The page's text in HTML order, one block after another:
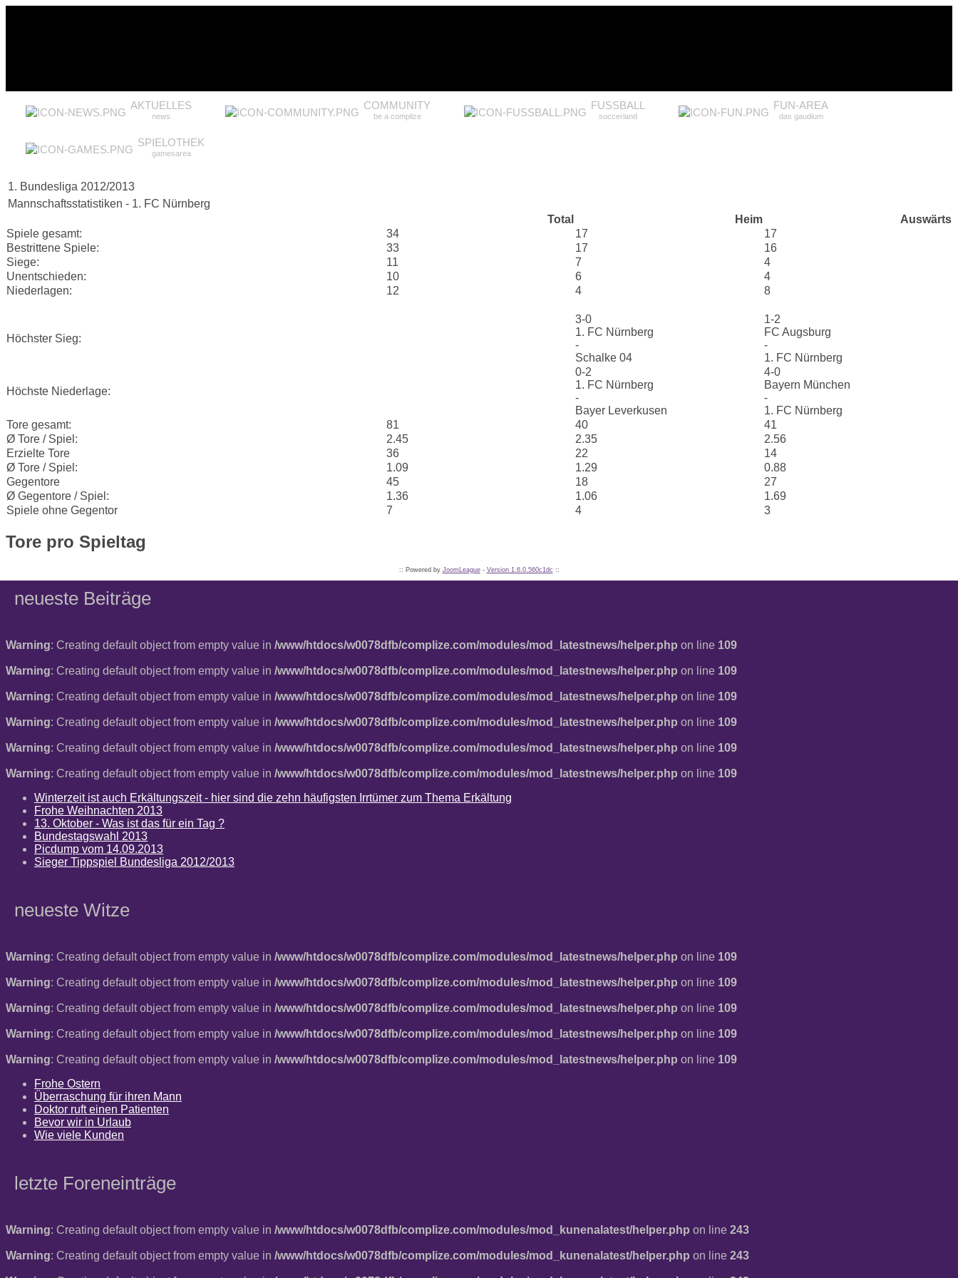
AKTUELLES
news
COMMUNITY
be a complize
FUSSBALL
soccerland
FUN-AREA
das gaudium
SPIELOTHEK
gamesarea
1. Bundesliga 2012/2013
Mannschaftsstatistiken - 1. FC Nürnberg
Total
Heim
Auswärts
Spiele gesamt:
34 17
17
Bestrittene Spiele:
33 17
16
Siege:
11 7
4
Unentschieden:
10 6
4
Niederlagen:
12 4 8
Höchster Sieg:
3-0
1. FC Nürnberg
-
Schalke 04
1-2
FC Augsburg
-
1. FC Nürnberg
Höchste Niederlage:
0-2
1. FC Nürnberg
-
Bayer Leverkusen
4-0
Bayern München
-
1. FC Nürnberg
Tore gesamt:
81 40
41
Ø Tore / Spiel:
2.45 2.35
2.56
Erzielte Tore
36 22
14
Ø Tore / Spiel:
1.09 1.29
0.88
Gegentore
45 18
27
Ø Gegentore / Spiel:
1.36 1.06
1.69
Spiele ohne Gegentor
7 4 3
Tore pro Spieltag
:: Powered by JoomLeague- Version 1.6.0.560c1dc ::
neueste Beiträge
Warning: Creating default object from empty value in /www/htdocs/w0078dfb/complize.com/modules/mod_latestnews/helper.php on line 109
Warning: Creating default object from empty value in /www/htdocs/w0078dfb/complize.com/modules/mod_latestnews/helper.php on line 109
Warning: Creating default object from empty value in /www/htdocs/w0078dfb/complize.com/modules/mod_latestnews/helper.php on line 109
Warning: Creating default object from empty value in /www/htdocs/w0078dfb/complize.com/modules/mod_latestnews/helper.php on line 109
Warning: Creating default object from empty value in /www/htdocs/w0078dfb/complize.com/modules/mod_latestnews/helper.php on line 109
Warning: Creating default object from empty value in /www/htdocs/w0078dfb/complize.com/modules/mod_latestnews/helper.php on line 109
Winterzeit ist auch Erkältungszeit - hier sind die zehn häufigsten Irrtümer zum Thema Erkältung
Frohe Weihnachten 2013
13. Oktober - Was ist das für ein Tag ?
Bundestagswahl 2013
Picdump vom 14.09.2013
Sieger Tippspiel Bundesliga 2012/2013
neueste Witze
Warning: Creating default object from empty value in /www/htdocs/w0078dfb/complize.com/modules/mod_latestnews/helper.php on line 109
Warning: Creating default object from empty value in /www/htdocs/w0078dfb/complize.com/modules/mod_latestnews/helper.php on line 109
Warning: Creating default object from empty value in /www/htdocs/w0078dfb/complize.com/modules/mod_latestnews/helper.php on line 109
Warning: Creating default object from empty value in /www/htdocs/w0078dfb/complize.com/modules/mod_latestnews/helper.php on line 109
Warning: Creating default object from empty value in /www/htdocs/w0078dfb/complize.com/modules/mod_latestnews/helper.php on line 109
Frohe Ostern
Überraschung für ihren Mann
Doktor ruft einen Patienten
Bevor wir in Urlaub
Wie viele Kunden
letzte Foreneinträge
Warning: Creating default object from empty value in /www/htdocs/w0078dfb/complize.com/modules/mod_kunenalatest/helper.php on line 243
Warning: Creating default object from empty value in /www/htdocs/w0078dfb/complize.com/modules/mod_kunenalatest/helper.php on line 243